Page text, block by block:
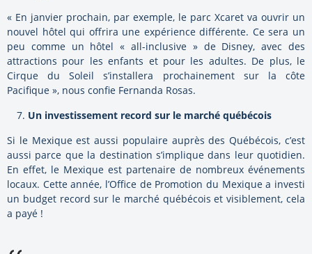
« En janvier prochain, par exemple, le parc Xcaret va ouvrir un
nouvel hôtel qui offrira une expérience différente. Ce sera un
peu comme un hôtel « all-inclusive » de Disney, avec des
attractions pour les enfants et pour les adultes. De plus, le
Cirque du Soleil s’installera prochainement sur la côte
Pacifique », nous confie Fernanda Rosas.
Un investissement record sur le marché québécois
Si le Mexique est aussi populaire auprès des Québécois, c’est
aussi parce que la destination s’implique dans leur quotidien.
En effet, le Mexique est partenaire de nombreux événements
locaux. Cette année, l’Office de Promotion du Mexique a investi
un budget record sur le marché québécois et visiblement, cela
a payé !